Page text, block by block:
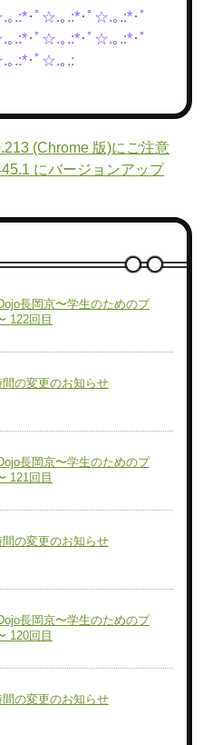
.:*･ﾟ☆.｡.:*･ﾟ☆.｡.:*･ﾟ
.:*･ﾟ☆.｡.:*･ﾟ☆.｡.:*･ﾟ
.:*･ﾟ☆.｡.:
(Chrome 版)にご注意
にバージョンアップ
長岡京〜学生のためのプ
122回目
の変更のお知らせ
長岡京〜学生のためのプ
121回目
の変更のお知らせ
長岡京〜学生のためのプ
120回目
の変更のお知らせ